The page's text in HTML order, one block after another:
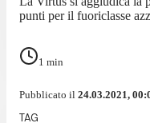
punti per il fuoriclasse
1 min
Pubblicato il 24.03.2021,